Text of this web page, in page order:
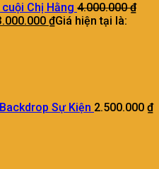
Chị Hằng 4.000.000₫
₫Giá hiện tại là:
Sự Kiện 2.500.000 ₫